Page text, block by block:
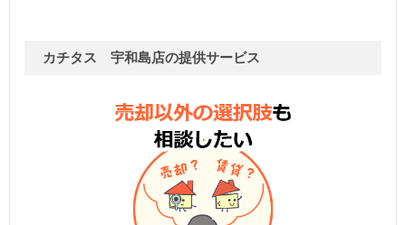
カチタス 宇和島店の提供サービス